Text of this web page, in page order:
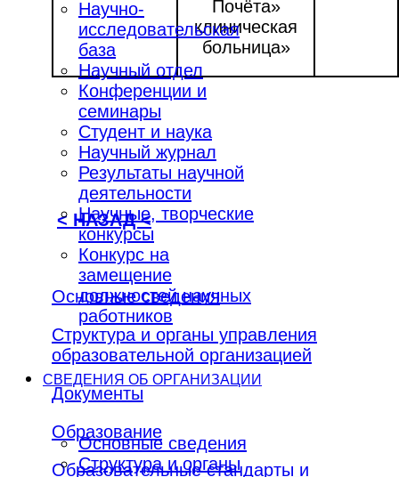
Научно-
исследовательская
база
Научный отдел
Конференции и
семинары
Студент и наука
Научный журнал
Результаты научной
деятельности
Научные, творческие
конкурсы
Конкурс на
замещение
должностей научных
работников
СВЕДЕНИЯ ОБ ОРГАНИЗАЦИИ
Основные сведения
Структура и органы
Почёта»
клиническая
больница»
< НАЗАД <
Основные сведения
Структура и органы управления
образовательной организацией
Документы
Образование
Образовательные стандарты и